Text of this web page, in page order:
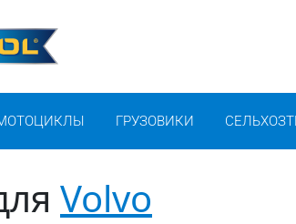
ГРУЗОВИКИ
Volvo